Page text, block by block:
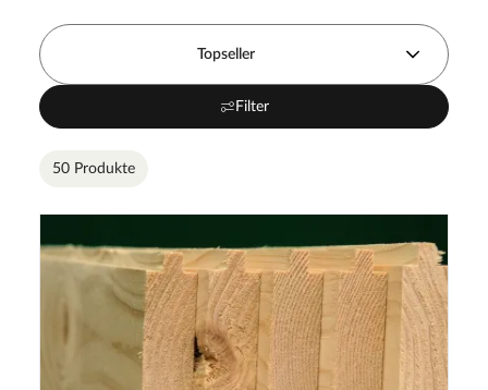
Topseller
Filter
50 Produkte